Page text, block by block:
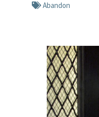
Abandon